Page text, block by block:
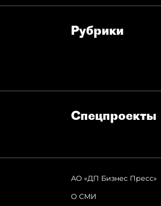
Рубрики
Спец­проекты
АО «ДП Бизнес Пресс»
О СМИ